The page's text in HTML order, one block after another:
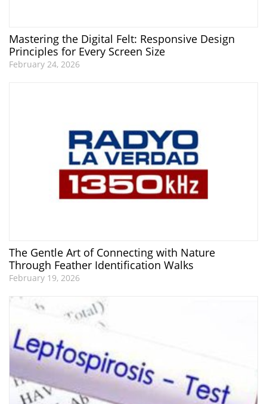
Mastering the Digital Felt: Responsive Design
Principles for Every Screen Size
February 24, 2026
The Gentle Art of Connecting with Nature
Through Feather Identification Walks
February 19, 2026